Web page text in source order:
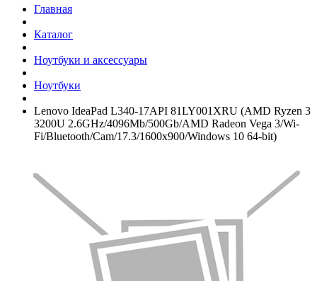
Главная
Каталог
Ноутбуки и аксессуары
Ноутбуки
Lenovo IdeaPad L340-17API 81LY001XRU (AMD Ryzen 3
3200U 2.6GHz/­4096Mb/­500Gb/­AMD Radeon Vega 3/­Wi-
Fi/­Bluetooth/­Cam/­17.3/­1600x900/­Windows 10 64-bit)